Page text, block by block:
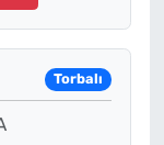
Torbalı